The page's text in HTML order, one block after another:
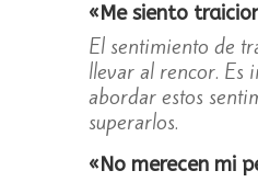
«Me siento
El sentimiento de
llevar al rencor. Es
abordar estos
superarlos.
«No merecen mi